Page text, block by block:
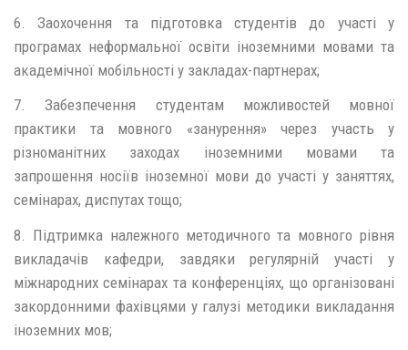
6. Заохочення та підготовка студентів до участі у
програмах неформальної освіти іноземними мовами та
академічної мобільності у закладах-партнерах;
7. Забезпечення студентам можливостей мовної
практики та мовного «занурення» через участь у
різноманітних заходах іноземними мовами та
запрошення носіїв іноземної мови до участі у заняттях,
семінарах, диспутах тощо;
8. Підтримка належного методичного та мовного рівня
викладачів кафедри, завдяки регулярній участі у
міжнародних семінарах та конференціях, що організовані
закордонними фахівцями у галузі методики викладання
іноземних мов;